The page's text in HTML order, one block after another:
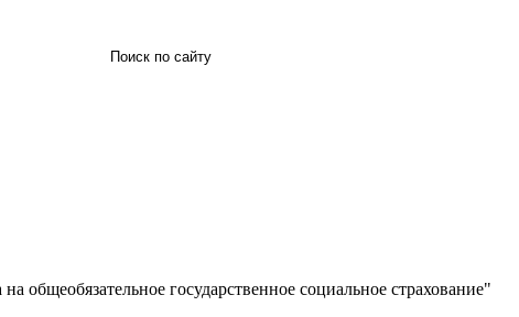
государственное социальное страхование"